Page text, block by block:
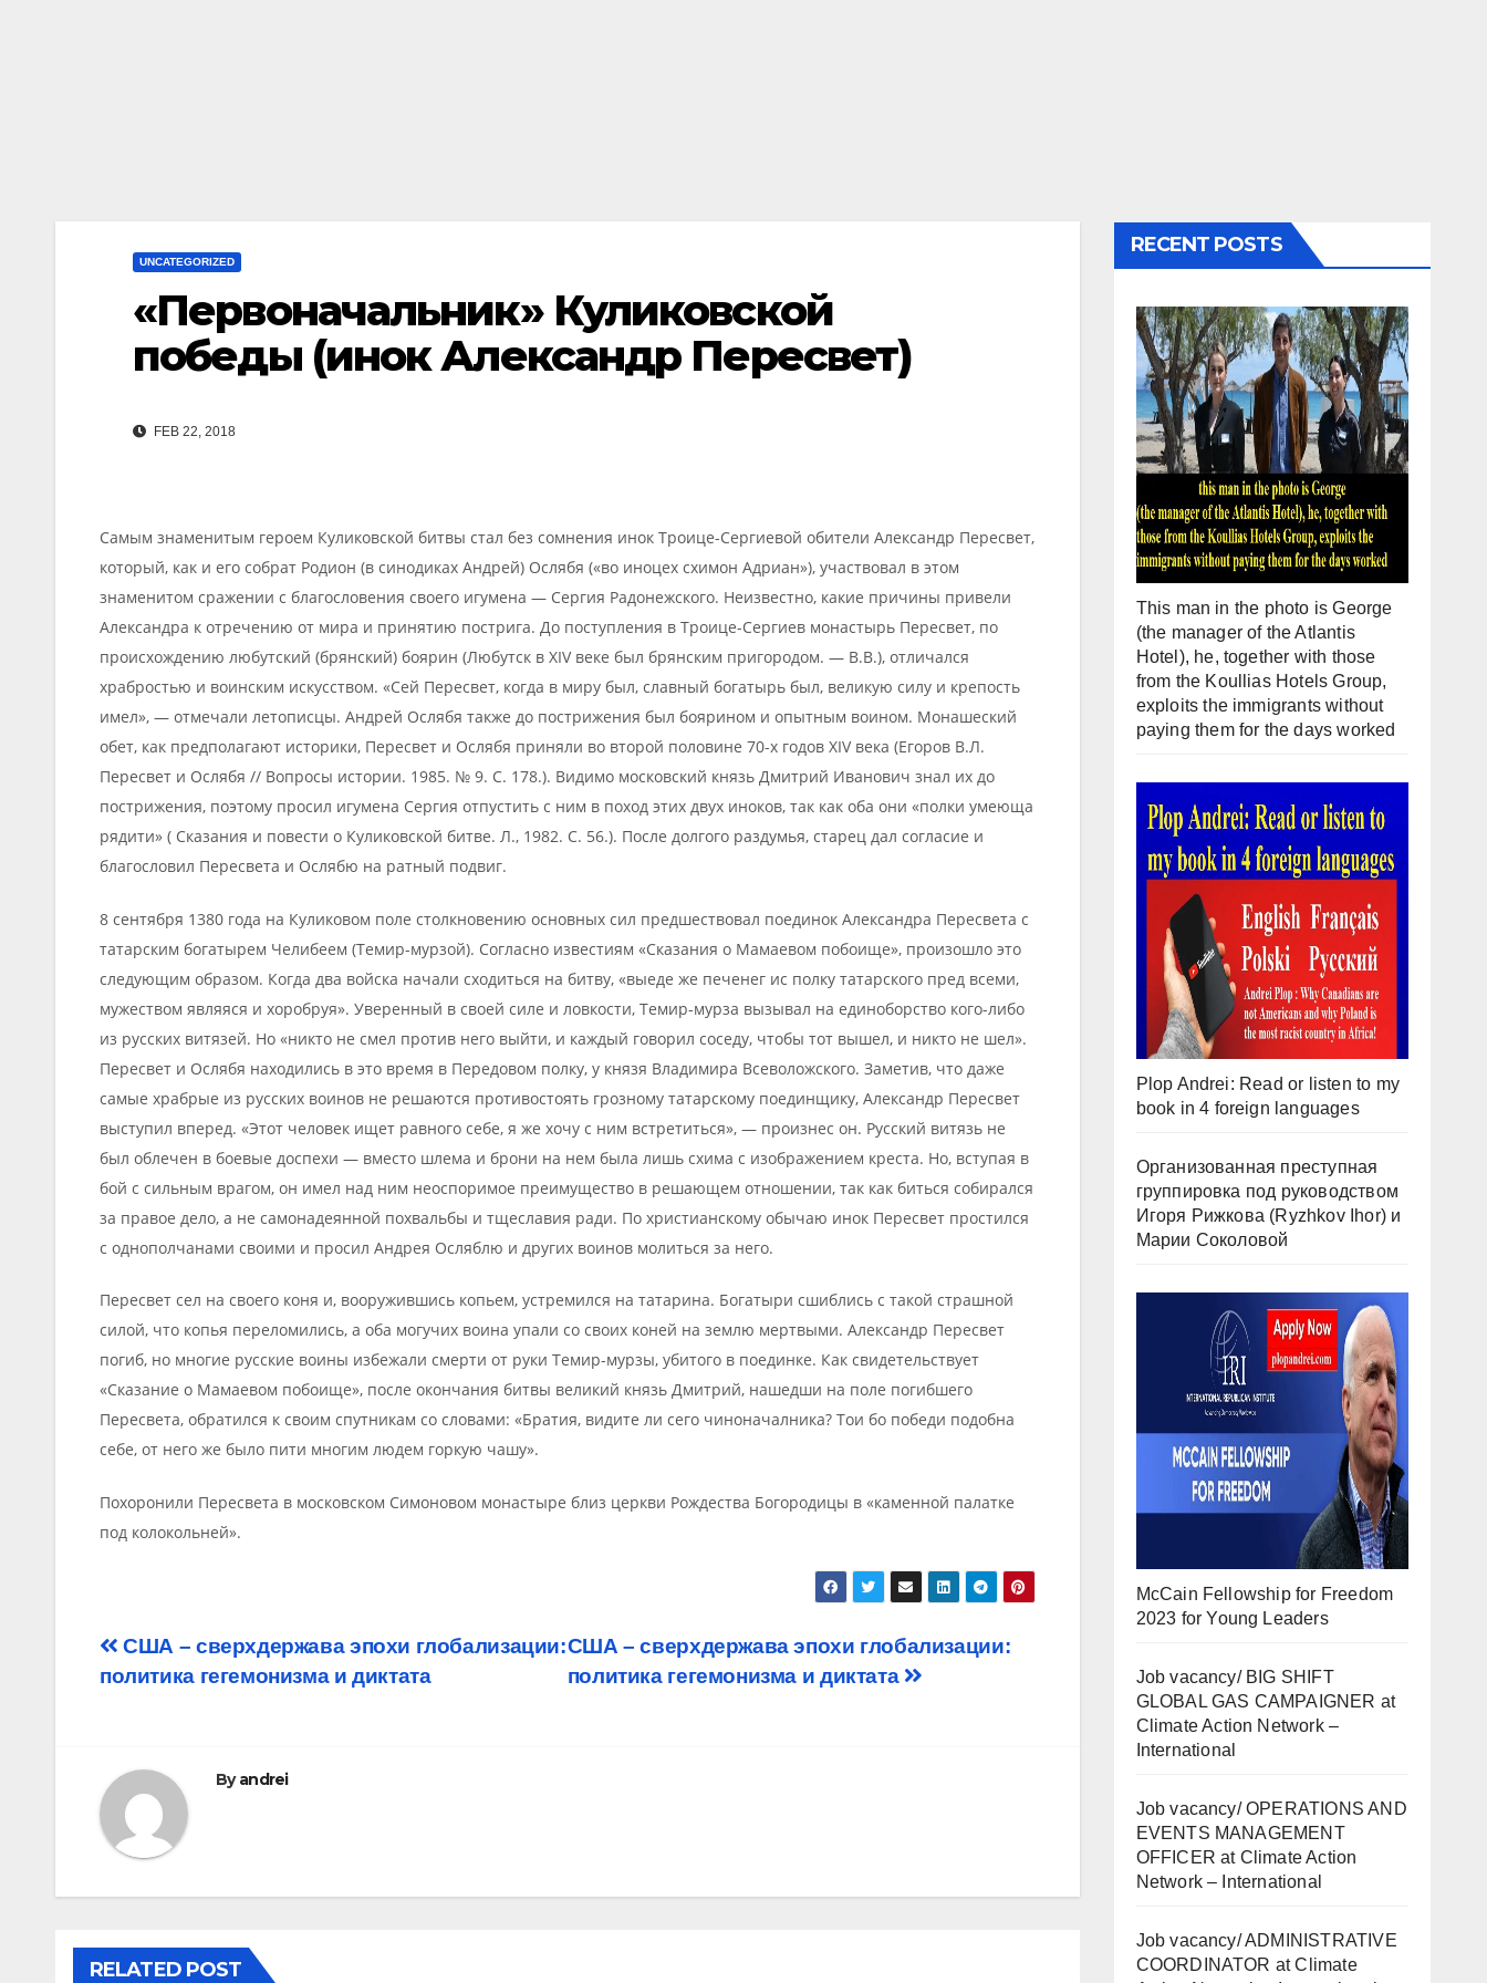
UNCATEGORIZED
«Первоначальник» Куликовской
победы (инок Александр Пересвет)
FEB 22, 2018
Самым знаменитым героем Куликовской битвы стал без сомнения инок Троице-Сергиевой обители Александр Пересвет,
который, как и его собрат Родион (в синодиках Андрей) Ослябя («во иноцех схимон Адриан»), участвовал в этом
знаменитом сражении с благословения своего игумена — Сергия Радонежского. Неизвестно, какие причины привели
Александра к отречению от мира и принятию пострига. До поступления в Троице-Сергиев монастырь Пересвет, по
происхождению любутский (брянский) боярин (Любутск в XIV веке был брянским пригородом. — В.В.), отличался
храбростью и воинским искусством. «Сей Пересвет, когда в миру был, славный богатырь был, великую силу и крепость
имел», — отмечали летописцы. Андрей Ослябя также до пострижения был боярином и опытным воином. Монашеский
обет, как предполагают историки, Пересвет и Ослябя приняли во второй половине 70-х годов XIV века (Егоров В.Л.
Пересвет и Ослябя // Вопросы истории. 1985. № 9. С. 178.). Видимо московский князь Дмитрий Иванович знал их до
пострижения, поэтому просил игумена Сергия отпустить с ним в поход этих двух иноков, так как оба они «полки умеюща
рядити» ( Сказания и повести о Куликовской битве. Л., 1982. С. 56.). После долгого раздумья, старец дал согласие и
благословил Пересвета и Ослябю на ратный подвиг.
8 сентября 1380 года на Куликовом поле столкновению основных сил предшествовал поединок Александра Пересвета с
татарским богатырем Челибеем (Темир-мурзой). Согласно известиям «Сказания о Мамаевом побоище», произошло это
следующим образом. Когда два войска начали сходиться на битву, «выеде же печенег ис полку татарского пред всеми,
мужеством являяся и хоробруя». Уверенный в своей силе и ловкости, Темир-мурза вызывал на единоборство кого-либо
из русских витязей. Но «никто не смел против него выйти, и каждый говорил соседу, чтобы тот вышел, и никто не шел».
Пересвет и Ослябя находились в это время в Передовом полку, у князя Владимира Всеволожского. Заметив, что даже
самые храбрые из русских воинов не решаются противостоять грозному татарскому поединщику, Александр Пересвет
выступил вперед. «Этот человек ищет равного себе, я же хочу с ним встретиться», — произнес он. Русский витязь не
был облечен в боевые доспехи — вместо шлема и брони на нем была лишь схима с изображением креста. Но, вступая в
бой с сильным врагом, он имел над ним неоспоримое преимущество в решающем отношении, так как биться собирался
за правое дело, а не самонадеянной похвальбы и тщеславия ради. По христианскому обычаю инок Пересвет простился
с однополчанами своими и просил Андрея Осляблю и других воинов молиться за него.
Пересвет сел на своего коня и, вооружившись копьем, устремился на татарина. Богатыри сшиблись с такой страшной
силой, что копья переломились, а оба могучих воина упали со своих коней на землю мертвыми. Александр Пересвет
погиб, но многие русские воины избежали смерти от руки Темир-мурзы, убитого в поединке. Как свидетельствует
«Сказание о Мамаевом побоище», после окончания битвы великий князь Дмитрий, нашедши на поле погибшего
Пересвета, обратился к своим спутникам со словами: «Братия, видите ли сего чиноначалника? Тои бо победи подобна
себе, от него же было пити многим людем горкую чашу».
Похоронили Пересвета в московском Симоновом монастыре близ церкви Рождества Богородицы в «каменной палатке
под колокольней».
Post
США – сверхдержава эпохи глобализации:
политика гегемонизма и диктата
США – сверхдержава эпохи глобализации:
политика гегемонизма и диктата
Byandrei
RELATED POST
RECENT POSTS
This man in the photo is George
(the manager of the Atlantis
Hotel), he, together with those
from the Koullias Hotels Group,
exploits the immigrants without
paying them for the days worked
Plop Andrei: Read or listen to my
book in 4 foreign languages
Организованная преступная
группировка под руководством
Игоря Рижкова (Ryzhkov Ihor) и
Марии Соколовой
McCain Fellowship for Freedom
2023 for Young Leaders
Job vacancy/ BIG SHIFT
GLOBAL GAS CAMPAIGNER at
Climate Action Network –
International
Job vacancy/ OPERATIONS AND
EVENTS MANAGEMENT
OFFICER at Climate Action
Network – International
Job vacancy/ ADMINISTRATIVE
COORDINATOR at Climate